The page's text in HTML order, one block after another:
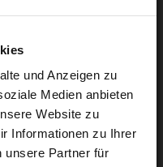
und Anzeigen zu
Medien anbieten
Website zu
Informationen zu Ihrer
unsere Partner für
alle